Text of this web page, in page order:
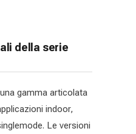
della serie
gamma articolata
indoor,
Le versioni